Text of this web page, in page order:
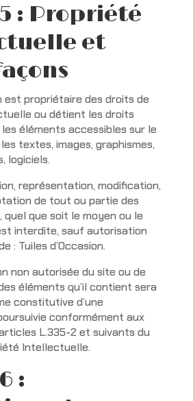
: Propriété
et
est propriétaire des droits de
ou détient les droits
les éléments accessibles sur le
textes, images, graphismes,
logiciels.
représentation, modification,
de tout ou partie des
que soit le moyen ou le
interdite, sauf autorisation
: Tuiles d’Occasion.
non autorisée du site ou de
éléments qu’il contient sera
constitutive d’une
conformément aux
L.335-2 et suivants du
Intellectuelle.
: